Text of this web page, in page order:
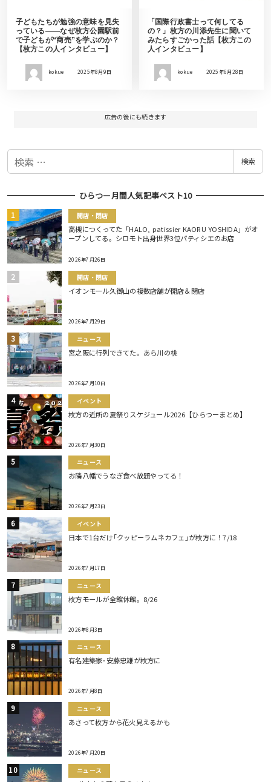
子どもたちが勉強の意味を見失
っている——なぜ枚方公園駅前
で子どもが“商売”を学ぶのか？
【枚方この人インタビュー】
kokue 2025年8月9日
「国際行政書士って何してる
の？」枚方の川添先生に聞いて
みたらすごかった話【枚方この
人インタビュー】
kokue 2025年6月28日
広告の後にも続きます
検
検索
ひらつー月間人気記事ベスト10
開店・閉店
高槻につくってた「HALO, patissier KAORU YOSHIDA」がオ
ープンしてる。シロモト出身世界3位パティシエのお店
2026年7月26日
開店・閉店
イオンモール久御山の複数店舗が開店＆閉店
2026年7月29日
ニュース
宮之阪に行列できてた。あら川の桃
2026年7月10日
イベント
枚方の近所の夏祭りスケジュール2026【ひらつーまとめ】
2026年7月30日
ニュース
お隣八幡でうなぎ食べ放題やってる！
2026年7月23日
イベント
日本で1台だけ｢クッピーラムネカフェ｣が枚方に！7/18
2026年7月17日
ニュース
枚方モールが全館休館。8/26
2026年8月3日
ニュース
有名建築家･安藤忠雄が枚方に
2026年7月8日
ニュース
あさって枚方から花火見えるかも
2026年7月20日
ニュース